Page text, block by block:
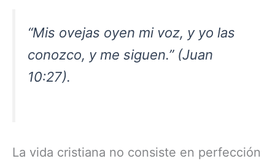
“Mis ovejas oyen mi voz, y yo las
conozco, y me siguen.” (Juan
10:27).
La vida cristiana no consiste en perfección